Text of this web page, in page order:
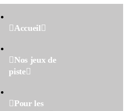
Accueil
Nos jeux de
piste
Pour les